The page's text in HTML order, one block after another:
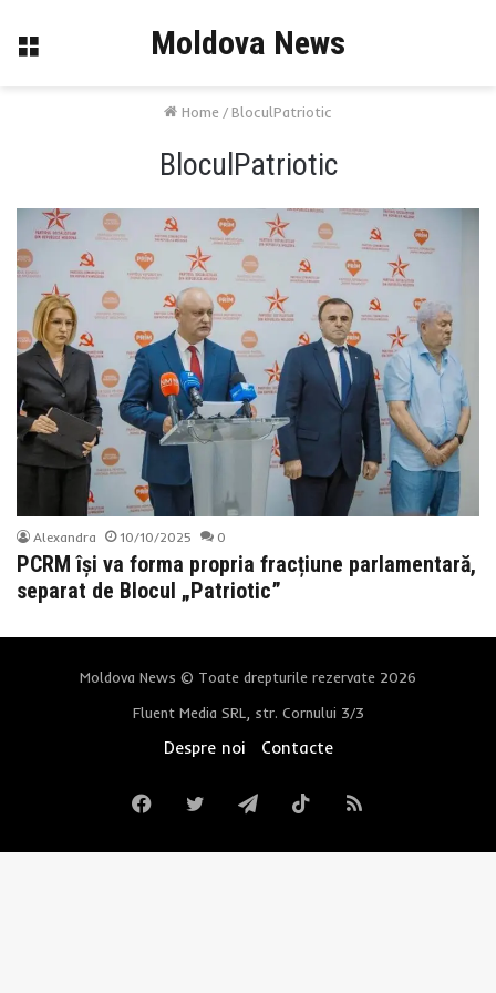
Menu Moldova News
Home /BloculPatriotic
BloculPatriotic
Alexandra 10/10/2025 0
PCRM își va forma propria fracțiune parlamentară,
separat de Blocul „Patriotic”
Moldova News © Toate drepturile rezervate 2026
Fluent Media SRL, str. Cornului 3/3
Despre noi Contacte
FacebookTwitterTelegramTikTokRSS